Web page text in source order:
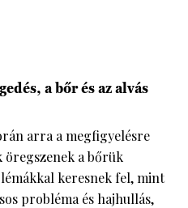
a bőr és az alvás
arra a megfigyelésre
öregszenek a bőrük
keresnek fel, mint
probléma és hajhullás,